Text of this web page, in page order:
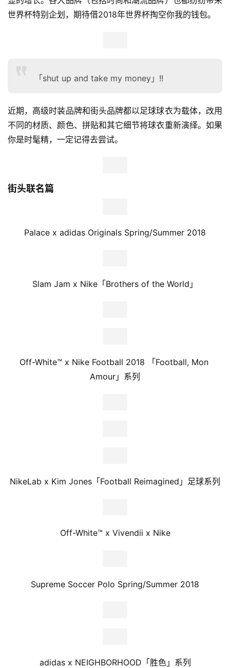
视
运
动
集
世界杯特别企划，期待借2018年世界杯掏空你我的钱包。
「shut up and take my money」!!
近期，高级时装品牌和街头品牌都以足球球衣为载体，改用
不同的材质、颜色、拼贴和其它细节将球衣重新演绎。如果
你是时髦精，一定记得去尝试。
街头联名篇
Palace x adidas Originals Spring/Summer 2018
Slam Jam x Nike「Brothers of the World」
Off-White™ x Nike Football 2018 「Football, Mon
Amour」系列
NikeLab x Kim Jones「Football Reimagined」足球系列
Off-White™ x Vivendii x Nike
Supreme Soccer Polo Spring/Summer 2018
adidas x NEIGHBORHOOD「胜色」系列